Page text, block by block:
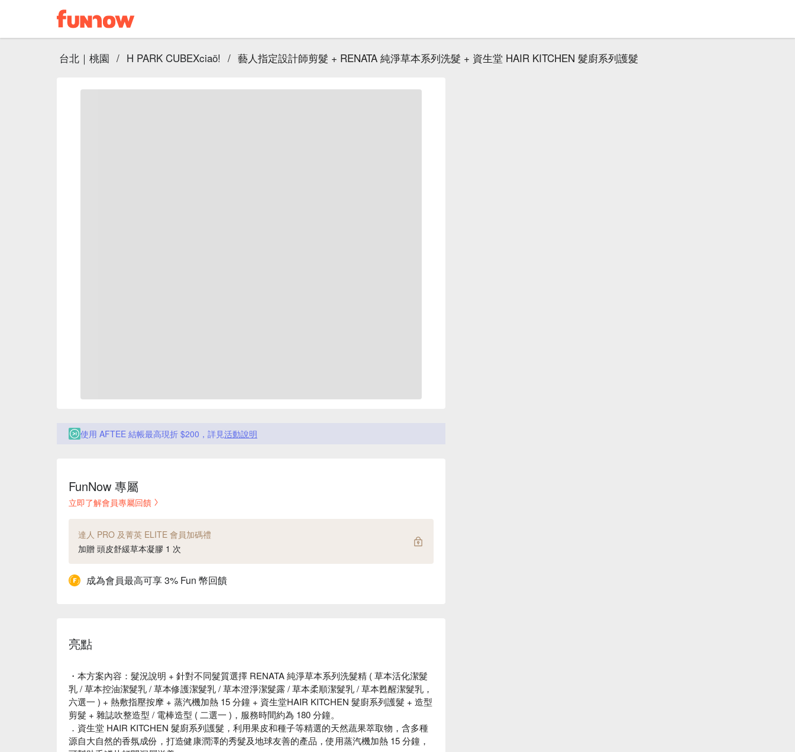
台北｜桃園 / H PARK CUBEXciaö! / 藝人指定設計師剪髮 + RENATA 純淨草本系列洗髮 + 資生堂 HAIR KITCHEN 髮廚系列護髮
使用 AFTEE 結帳最高現折 $200，詳見活動說明
FunNow 專屬
立即了解會員專屬回饋
達人 PRO 及菁英 ELITE 會員加碼禮
加贈 頭皮舒緩草本凝膠 1 次
成為會員最高可享 3% Fun 幣回饋
亮點
・本方案內容：髮況說明 + 針對不同髮質選擇 RENATA 純淨草本系列洗髮精 ( 草本活化潔髮
乳 / 草本控油潔髮乳 / 草本修護潔髮乳 / 草本澄淨潔髮露 / 草本柔順潔髮乳 / 草本甦醒潔髮乳，
六選一 ) + 熱敷指壓按摩 + 蒸汽機加熱 15 分鐘 + 資生堂HAIR KITCHEN 髮廚系列護髮 + 造型
剪髮 + 雜誌吹整造型 / 電棒造型 ( 二選一 )，服務時間約為 180 分鐘。
．資生堂 HAIR KITCHEN 髮廚系列護髮，利用果皮和種子等精選的天然蔬果萃取物，含多種
源自大自然的香氛成份，打造健康潤澤的秀髮及地球友善的產品，使用蒸汽機加熱 15 分鐘，